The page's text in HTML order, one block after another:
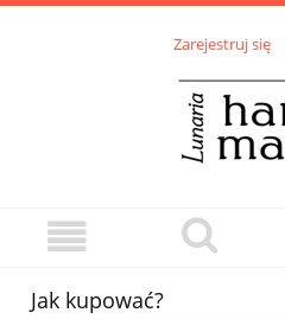
Zarejestruj się
Jak kupować?